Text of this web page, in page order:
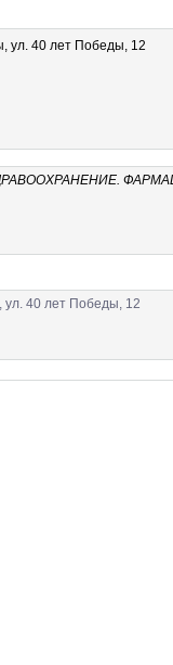
ул. 40 лет Победы, 12
ул. 40 лет Победы, 12